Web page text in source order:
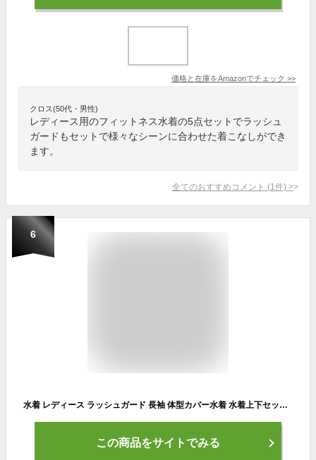
価格と在庫をAmazonでチェック >>
クロス(50代・男性)
レディース用のフィットネス水着の5点セットでラッシュ
ガードもセットで様々なシーンに合わせた着こなしができ
ます。
全てのおすすめコメント (1 件) >
6
水着 レディース ラッシュガード 長袖 体型カバー水着 水着上下セット 女性 ママ水着 フィットネス水着 UVカット 速乾 水陸両用 豪華5点セット BJ018グレー M
この商品をサイトでみる